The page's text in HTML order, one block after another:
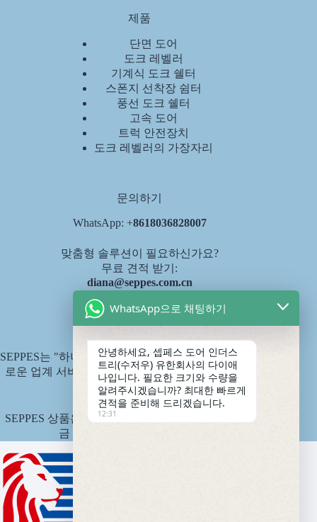
제품
단면 도어
도크 레벨러
기계식 도크 쉘터
스폰지 선착장 쉼터
풍선 도크 쉘터
고속 도어
트럭 안전장치
도크 레벨러의 가장자리
문의하기
WhatsApp: +8618036828007
맞춤형 솔루션이 필요하신가요?
무료 견적 받기:
diana@seppes.com.cn
SEPPES는 "하나의 문, 하나의 마당, 평생 서비스"라는 새
로운 업계 서비스 표준인 제품 평생 책임제를 시행합니
다.
SEPPES 상품은 중국 핑안 국유재산보험회사에서 보험
금 1,500만 위안으로 인수합니다.
WhatsApp으로 채팅하기
안녕하세요, 셉페스 도어 인더스
트리(수저우) 유한회사의 다이애
나입니다. 필요한 크기와 수량을
알려주시겠습니까? 최대한 빠르게
견적을 준비해 드리겠습니다.
12:31